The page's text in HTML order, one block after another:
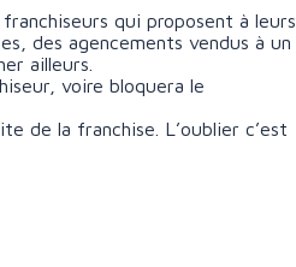
qui proposent à leurs
des agencements vendus à un
ailleurs.
voire bloquera le
de la franchise. L’oublier c’est